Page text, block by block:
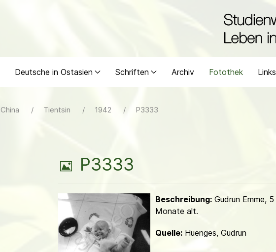
Deutsche in Ostasien Schriften Archiv Fotothek Links
China Tientsin 1942 P3333
B
l
d
P3333
Beschreibung:Gudrun Emme, 5
Monate alt.
Quelle:Huenges, Gudrun